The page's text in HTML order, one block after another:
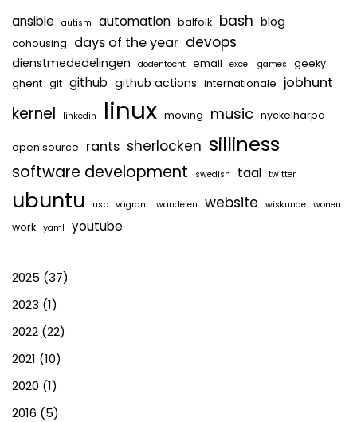
ansible autism automation balfolk bash blog
cohousing days of the year devops
dienstmededelingen dodentocht email excel games
geeky
ghent git github github actions internationale jobhunt
kernel linkedin linux moving music nyckelharpa
open source rants sherlocken silliness
software development swedish taal twitter
ubuntu usb vagrant wandelen website wiskunde wonen
work yaml youtube
2025 (37)
2023 (1)
2022 (22)
2021 (10)
2020 (1)
2016 (5)